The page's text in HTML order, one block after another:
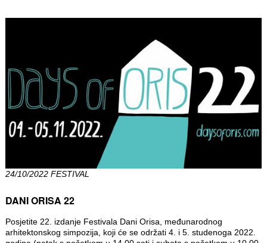
24/10/2022 FESTIVAL
DANI ORISA 22
Posjetite 22. izdanje Festivala Dani Orisa, međunarodnog
arhitektonskog simpozija, koji će se održati 4. i 5. studenoga 2022.